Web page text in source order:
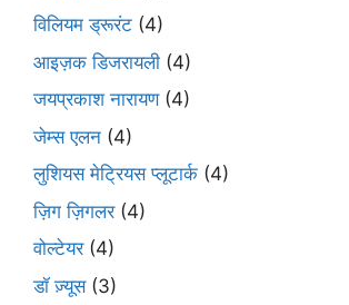
विलियम ड्रूरंट (4)
आइज़क डिजरायली (4)
जयप्रकाश नारायण(4)
जेम्स एलन (4)
लुशियस मेट्रियस प्लूटार्क (4)
ज़िग ज़िगलर(4)
वोल्टेयर(4)
डॉ ज़्यूस(3)